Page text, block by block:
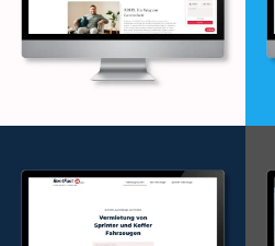
Webdesign & -entwicklung